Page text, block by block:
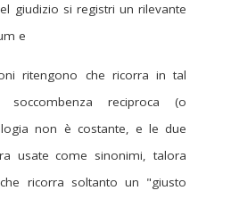
giudizio si registri un rilevante
e
ritengono che ricorra in tal
reciproca (o
non è costante, e le due
usate come sinonimi, talora
ricorra soltanto un "giusto